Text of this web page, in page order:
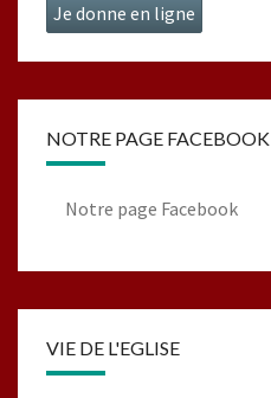
Je donne en ligne
NOTRE PAGE FACEBOOK
Notre page Facebook
VIE DE L'EGLISE